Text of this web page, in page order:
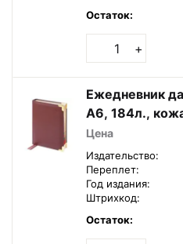
Остаток:
+
Ежедневник
А6, 184л.,
кожа, зол.
Цена
Издательство:
Переплет:
Год издания:
Штрихкод:
Остаток: